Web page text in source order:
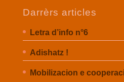
Darrèrs articles
Letra d’info n°6
Adishatz !
Mobilizacion e